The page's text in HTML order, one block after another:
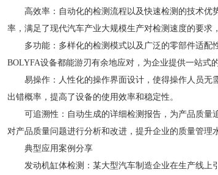
高效率：自动化的检测流程以及快速检测的技术
率，满足了现代汽车产业大规模生产对检测速度的要求
多功能：多样化的检测模式以及广泛的零部件适配
BOLYFA设备都能游刃有余地应对，为企业提供一站式
易操作：人性化的操作界面设计，使得操作人员
出错概率，提高了设备的使用效率和稳定性。
可追溯性：自动生成的详细检测报告，为产品质
对产品质量问题进行分析和改进，提升企业的质量管理
典型应用案例分享
发动机缸体检测：某大型汽车制造企业在生产线